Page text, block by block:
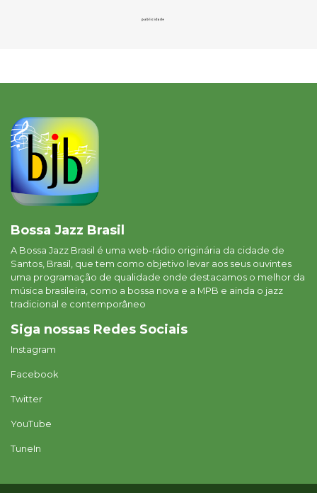
Bossa Jazz Brasil
A Bossa Jazz Brasil é uma web-rádio originária da cidade de
Santos, Brasil, que tem como objetivo levar aos seus ouvintes
uma programação de qualidade onde destacamos o melhor da
música brasileira, como a bossa nova e a MPB e ainda o jazz
tradicional e contemporâneo
Siga nossas Redes Sociais
Instagram
Facebook
Twitter
YouTube
TuneIn